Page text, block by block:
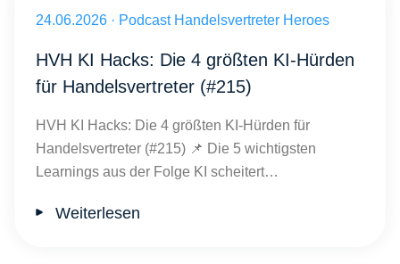
Veröffentlicht am 24.06.2026
24.06.2026 · Podcast Handelsvertreter Heroes
HVH KI Hacks: Die 4 größten KI-Hürden
für Handelsvertreter (#215)
HVH KI Hacks: Die 4 größten KI-Hürden für
Handelsvertreter (#215) 📌 Die 5 wichtigsten
Learnings aus der Folge KI scheitert…
Weiterlesen